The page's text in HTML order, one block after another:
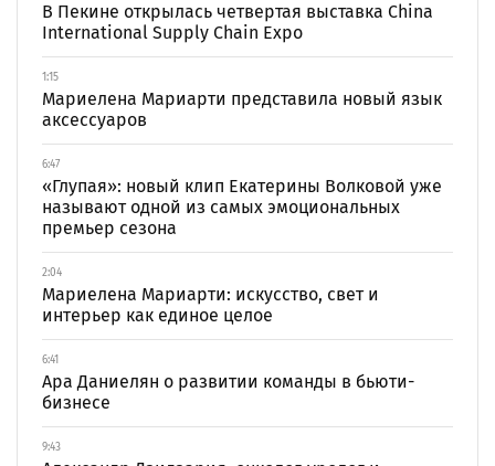
В Пекине открылась четвертая выставка China
International Supply Chain Expo
1:15
Мариелена Мариарти представила новый язык
аксессуаров
6:47
«Глупая»: новый клип Екатерины Волковой уже
называют одной из самых эмоциональных
премьер сезона
2:04
Мариелена Мариарти: искусство, свет и
интерьер как единое целое
6:41
Ара Даниелян о развитии команды в бьюти-
бизнесе
9:43